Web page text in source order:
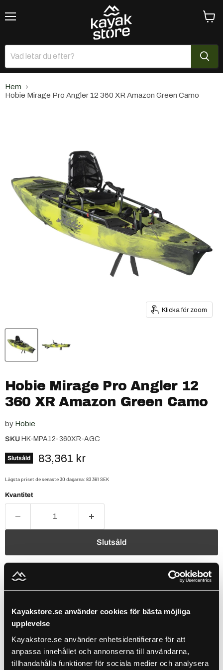
Kayakstore.se använder cookies för bästa möjliga
upplevelse
Kayakstore.se använder enhetsidentifierare för att
anpassa innehållet och annonserna till användarna,
tillhandahålla funktioner för sociala medier och analysera
Hem
Hobie Mirage Pro Angler 12 360 XR Amazon Green Camo
Klicka för zoom
Hobie Mirage Pro Angler 12
360 XR Amazon Green Camo
by Hobie
SKU HK-MPA12-360XR-AGC
Slutsåld Nuvarande pris
83,361 kr
Lägsta priset de senaste 30 dagarna:83 361 SEK
Kvantitet
Slutsåld
Populärt att kombinera med detta ✨
Use the Previous and Next buttons to navigate through product
Hobie Mirage Pro Angler 12 Battleship Grey
Lägg till